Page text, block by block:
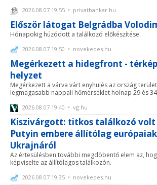
2026.08.07 19:55 • privatbankar.hu
Először látogat Belgrádba
Hónapokig húzódott a találkozó előkészítése.
2026.08.07 19:50 • novekedes.hu
Megérkezett a hidegfront -
helyzet
Megérkezett a várva várt enyhülés az ország
legmagasabb nappali hőmérséklet holnap 29 és
2026.08.07 19:40 • vg.hu
Kiszivárgott: titkos találkozó volt
Putyin embere állítólag
Ukrajnáról
Az értesülésben további megdöbentő elem az,
képviselte az állítólagos találkozón.
2026.08.07 19:35 • novekedes.hu